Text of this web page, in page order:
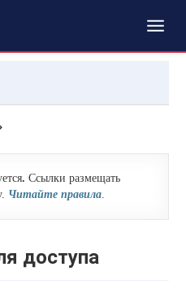
. Ссылки размещать
Читайте правила.
доступа